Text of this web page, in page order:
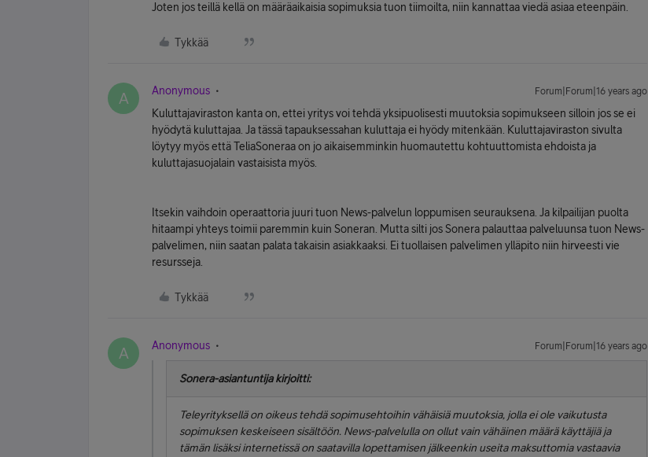
Joten jos teillä kellä on määräaikaisia sopimuksia tuon tiimoilta, niin kannattaa viedä asiaa eteenpäin.
Tykkää
A Anonymous Forum|Forum|16 years ago
Kuluttajaviraston kanta on, ettei yritys voi tehdä yksipuolisesti muutoksia sopimukseen silloin jos se ei
hyödytä kuluttajaa. Ja tässä tapauksessahan kuluttaja ei hyödy mitenkään. Kuluttajaviraston sivulta
löytyy myös että TeliaSoneraa on jo aikaisemminkin huomautettu kohtuuttomista ehdoista ja
kuluttajasuojalain vastaisista myös.
Itsekin vaihdoin operaattoria juuri tuon News-palvelun loppumisen seurauksena. Ja kilpailijan puolta
hitaampi yhteys toimii paremmin kuin Soneran. Mutta silti jos Sonera palauttaa palveluunsa tuon News-
palvelimen, niin saatan palata takaisin asiakkaaksi. Ei tuollaisen palvelimen ylläpito niin hirveesti vie
resursseja.
Tykkää
A Anonymous Forum|Forum|16 years ago
Sonera-asiantuntija kirjoitti:
Teleyrityksellä on oikeus tehdä sopimusehtoihin vähäisiä muutoksia, jolla ei ole vaikutusta
sopimuksen keskeiseen sisältöön. News-palvelulla on ollut vain vähäinen määrä käyttäjiä ja
tämän lisäksi internetissä on saatavilla lopettamisen jälkeenkin useita maksuttomia vastaavia